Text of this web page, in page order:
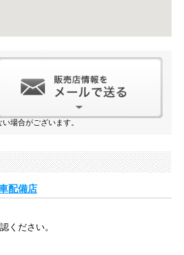
場合がございます。
配備店
ください。